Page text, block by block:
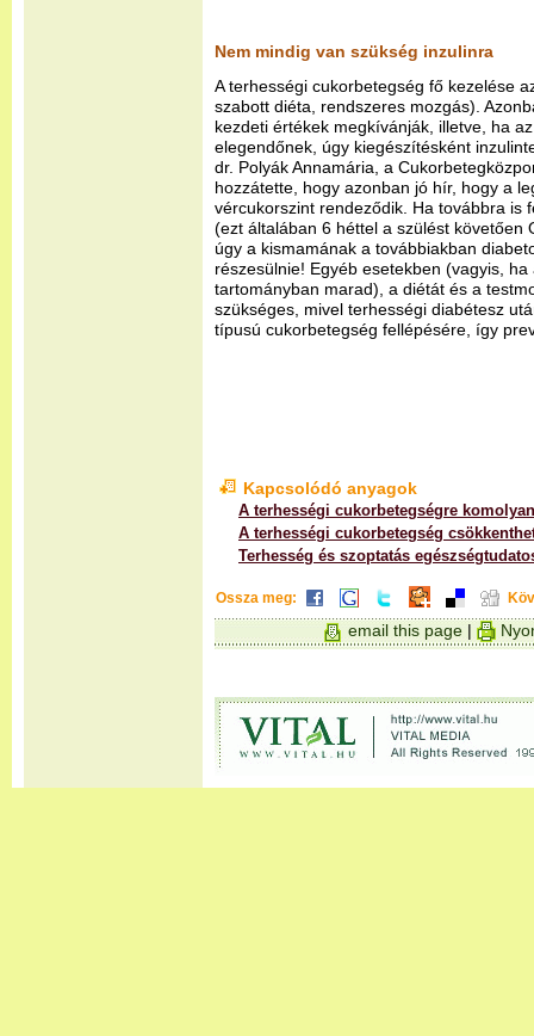
Nem mindig van szükség inzulinra
A terhességi cukorbetegség fő kezelése
szabott diéta, rendszeres mozgás).
kezdeti értékek megkívánják, illetve, ha
elegendőnek, úgy kiegészítésként
dr. Polyák Annamária, a
hozzátette, hogy azonban jó hír, hogy a
vércukorszint rendeződik. Ha továbbra is
(ezt általában 6 héttel a szülést követően
úgy a kismamának a továbbiakban
részesülnie! Egyéb esetekben (vagyis,
tartományban marad), a diétát és a
szükséges, mivel terhességi diabétesz
típusú cukorbetegség fellépésére, így
Kapcsolódó anyagok
A terhességi cukorbetegségre
A terhességi cukorbetegség
Terhesség és szoptatás
Ossza meg:
email this page|